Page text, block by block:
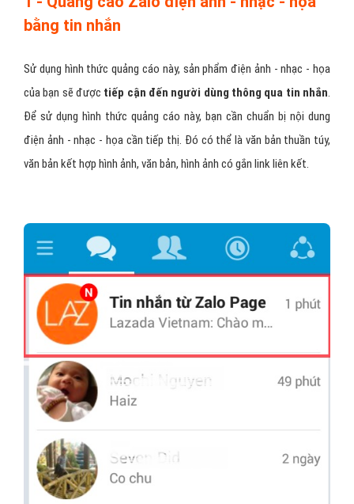
bằng tin nhắn
Sử dụng hình thức quảng cáo này, sản phẩm điện ảnh - nhạc - họa
của bạn sẽ được tiếp cận đến người dùng thông qua tin nhắn.
Để sử dụng hình thức quảng cáo này, bạn cần chuẩn bị nội dung
điện ảnh - nhạc - họa cần tiếp thị. Đó có thể là văn bản thuần túy,
văn bản kết hợp hình ảnh, văn bản, hình ảnh có gắn link liên kết.